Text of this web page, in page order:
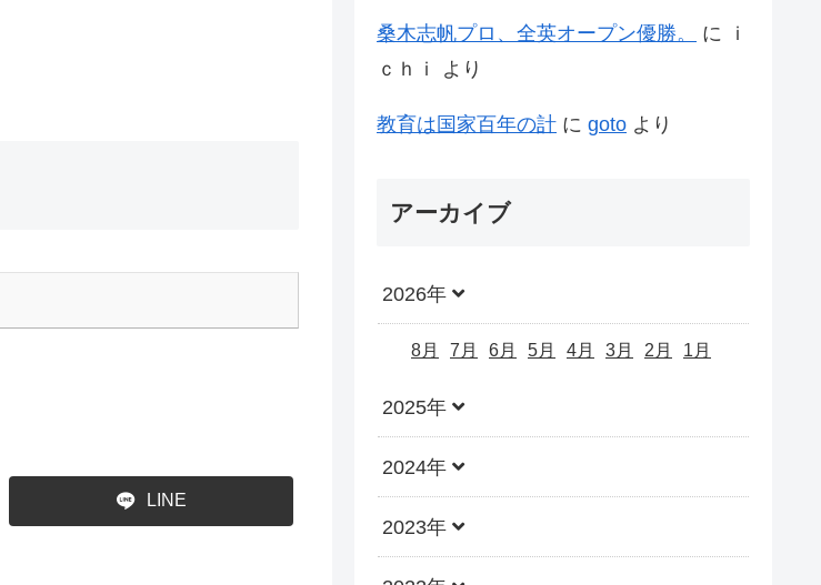
LINE
桑木志帆プロ、全英オープン優勝。 に
ｉ
ｃｈｉ
より
教育は国家百年の計 に goto より
アーカイブ
2026年
8月 7月 6月 5月 4月 3月 2月 1月
2025年
2024年
2023年